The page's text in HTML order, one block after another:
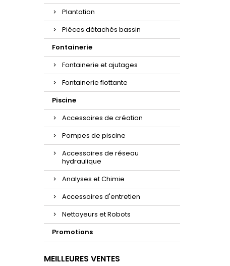
Plantation
Pièces détachés bassin
Fontainerie
Fontainerie et ajutages
Fontainerie flottante
Piscine
Accessoires de création
Pompes de piscine
Accessoires de réseau
hydraulique
Analyses et Chimie
Accessoires d'entretien
Nettoyeurs et Robots
Promotions
MEILLEURES VENTES